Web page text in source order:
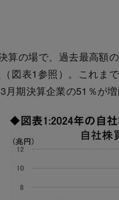
算の場で、過去最高額
図表1参照）。これま
月期決算企業の51％が